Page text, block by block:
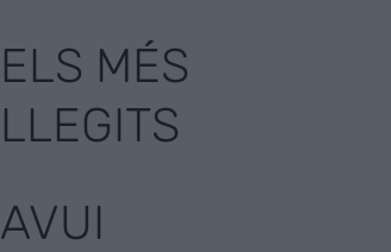
ELS MÉS
LLEGITS
AVUI